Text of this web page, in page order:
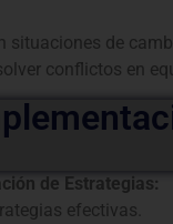
situaciones de
conflictos en
de Estrategias:
efectivas.